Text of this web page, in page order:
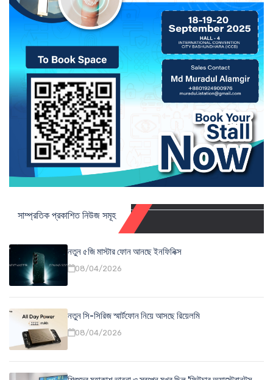
সাম্প্রতিক প্রকাশিত নিউজ সমূহ
নতুন ৫জি মাস্টার ফোন আনছে ইনফিনিক্স
08/04/2026
নতুন সি-সিরিজ স্মার্টফোন নিয়ে আসছে রিয়েলমি
08/04/2026